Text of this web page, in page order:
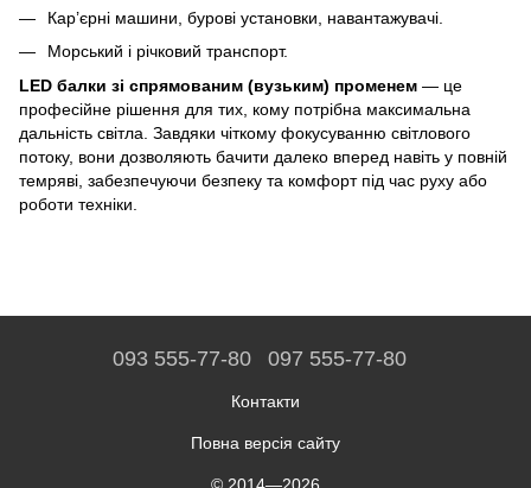
Кар’єрні машини, бурові установки, навантажувачі.
Морський і річковий транспорт.
LED балки зі спрямованим (вузьким) променем — це
професійне рішення для тих, кому потрібна максимальна
дальність світла. Завдяки чіткому фокусуванню світлового
потоку, вони дозволяють бачити далеко вперед навіть у повній
темряві, забезпечуючи безпеку та комфорт під час руху або
роботи техніки.
093 555-77-80 097 555-77-80
Контакти
Повна версія сайту